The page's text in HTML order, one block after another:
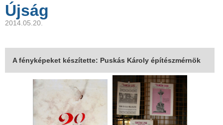
Újság
2014.05.20.
A fényképeket készítette: Puskás Károly építészmérnök